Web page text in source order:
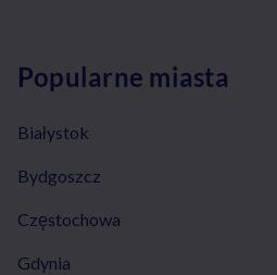
Popularne miasta
Białystok
Bydgoszcz
Częstochowa
Gdynia